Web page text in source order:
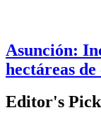
Asunción:
hectáreas
Editor's